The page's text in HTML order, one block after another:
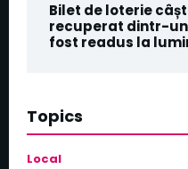
Bilet de loterie
recuperat dintr-un
fost readus la
Topics
Local